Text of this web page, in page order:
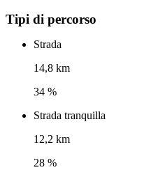
Tipi di percorso
Strada
14,8 km
34 %
Strada tranquilla
12,2 km
28 %